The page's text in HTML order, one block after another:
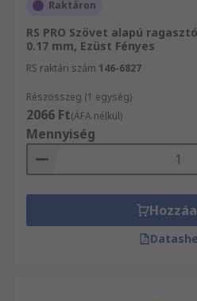
Raktáron
RS PRO Szövet alapú
0.17 mm, Ezüst Fényes
RS raktári szám 146-6827
Részösszeg (1 egység)
2066 Ft(ÁFA nélkül)
Mennyiség